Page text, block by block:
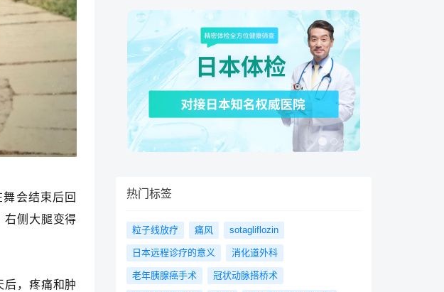
会结束后回
右侧大腿变得
后，疼痛和肿
热门标签
粒子线放疗 痛风 sotagliflozin
日本远程诊疗的意义 消化道外科
老年胰腺癌手术 冠状动脉搭桥术